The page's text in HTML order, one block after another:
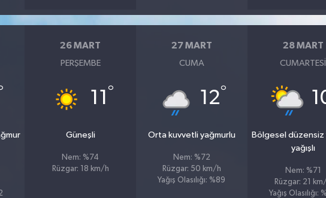
26 MART
PERŞEMBE
11 °
Güneşli
Nem: %74
Rüzgar: 18 km/h
27 MART
CUMA
12°
Orta kuvvetli yağmurlu
Nem: %72
Rüzgar: 50 km/h
Yağış Olasılığı: %89
28 MART
CUMARTESI
Bölgesel düzensiz
yağışlı
Nem: %71
Rüzgar: 21
Yağış Olasılığı: